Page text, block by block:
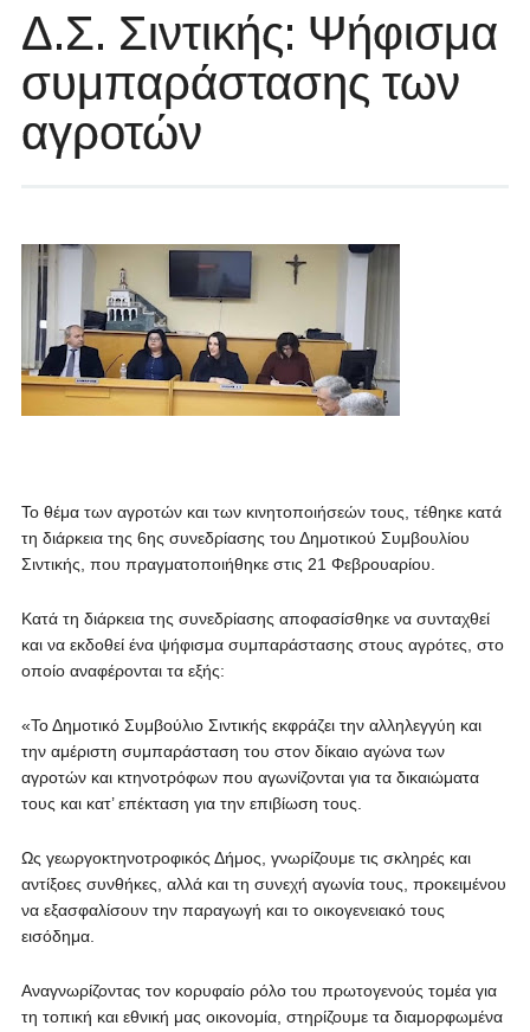
Δ.Σ. Σιντικής: Ψήφισμα
συμπαράστασης των
αγροτών
Το θέμα των αγροτών και των κινητοποιήσεών τους, τέθηκε κατά
τη διάρκεια της 6ης συνεδρίασης του Δημοτικού Συμβουλίου
Σιντικής, που πραγματοποιήθηκε στις 21 Φεβρουαρίου.
Κατά τη διάρκεια της συνεδρίασης αποφασίσθηκε να συνταχθεί
και να εκδοθεί ένα ψήφισμα συμπαράστασης στους αγρότες, στο
οποίο αναφέρονται τα εξής:
«Το Δημοτικό Συμβούλιο Σιντικής εκφράζει την αλληλεγγύη και
την αμέριστη συμπαράσταση του στον δίκαιο αγώνα των
αγροτών και κτηνοτρόφων που αγωνίζονται για τα δικαιώματα
τους και κατ’ επέκταση για την επιβίωση τους.
Ως γεωργοκτηνοτροφικός Δήμος, γνωρίζουμε τις σκληρές και
αντίξοες συνθήκες, αλλά και τη συνεχή αγωνία τους, προκειμένου
να εξασφαλίσουν την παραγωγή και το οικογενειακό τους
εισόδημα.
Αναγνωρίζοντας τον κορυφαίο ρόλο του πρωτογενούς τομέα για
τη τοπική και εθνική μας οικονομία, στηρίζουμε τα διαμορφωμένα